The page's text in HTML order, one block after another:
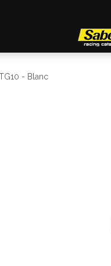
- Blanc